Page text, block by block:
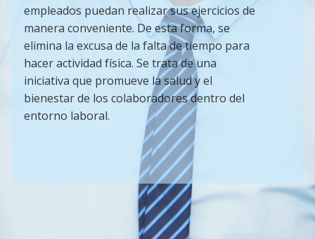
empleados puedan realizar sus ejercicios de
manera conveniente. De esta forma, se
elimina la excusa de la falta de tiempo para
hacer actividad física. Se trata de una
iniciativa que promueve la salud y el
bienestar de los colaboradores dentro del
entorno laboral.